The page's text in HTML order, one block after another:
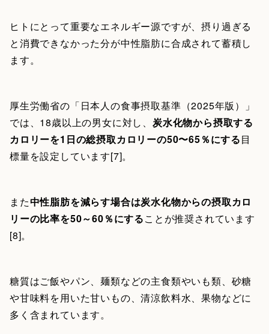
ヒトにとって重要なエネルギー源ですが、摂り過ぎる
と消費できなかった分が中性脂肪に合成されて蓄積し
ます。
厚生労働省の「日本人の食事摂取基準（2025年版）」
では、18歳以上の男女に対し、 炭水化物から摂取する
カロリーを1日の総摂取カロリーの50〜65％にする目
標量を設定しています[7]。
また中性脂肪を減らす場合は炭水化物からの摂取カロ
リーの比率を50～60％にすることが推奨されています
[8]。
糖質はご飯やパン、麺類などの主食類やいも類、砂糖
や甘味料を用いた甘いもの、清涼飲料水、果物などに
多く含まれています。